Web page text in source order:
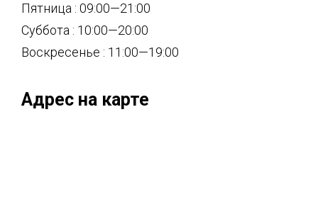
Пятница : 09:00—21:00
Суббота : 10:00—20:00
Воскресенье : 11:00—19:00
Адрес на карте